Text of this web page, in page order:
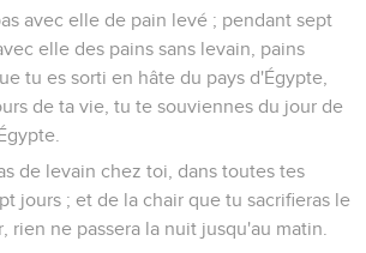
avec elle de pain levé ; pendant sept
elle des pains sans levain, pains
tu es sorti en hâte du pays d'Égypte,
de ta vie, tu te souviennes du jour de
de levain chez toi, dans toutes tes
jours ; et de la chair que tu sacrifieras le
rien ne passera la nuit jusqu'au matin.